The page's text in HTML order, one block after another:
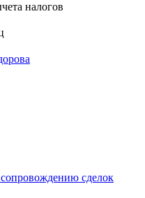
налогов
сделок